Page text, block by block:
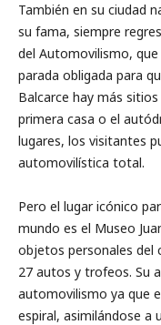
También en su ciudad
su fama, siempre
del Automovilismo, que
parada obligada para
Balcarce hay más
primera casa o el
lugares, los visitantes
automovilística total.
Pero el lugar icónico
mundo es el Museo
objetos personales del
27 autos y trofeos. Su
automovilismo ya que
espiral, asimilándose a